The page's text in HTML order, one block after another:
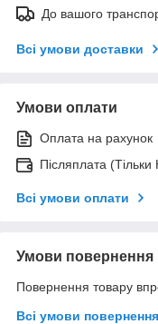
До вашого
Всі умови доставки
Умови оплати
Оплата на рахунок
Післяплата
Всі умови оплати
Умови повернення
Повернення товару
Всі умови повернення